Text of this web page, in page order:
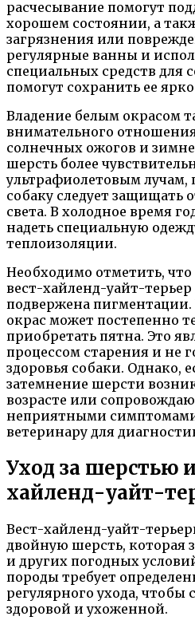
расчесывание помогут
хорошем состоянии, а
загрязнения или
регулярные ванны и
специальных средств для
помогут сохранить ее
Владение белым окрасом
внимательного
солнечных ожогов и
шерсть более
ультрафиолетовым лучам,
собаку следует защищать
света. В холодное время
надеть специальную
теплоизоляции.
Необходимо отметить,
вест-хайленд-уайт-
подвержена
окрас может постепенно
приобретать пятна. Это
процессом старения и не
здоровья собаки. Однако,
затемнение шерсти
возрасте или
неприятными
ветеринару для
Уход за шерстью
хайленд-уайт-
Вест-хайленд-уайт-
двойную шерсть, которая
и других погодных
породы требует
регулярного ухода, чтобы
здоровой и ухоженной.